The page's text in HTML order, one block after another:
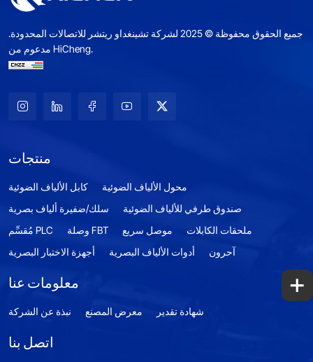
جميع الحقوق محفوظة © 2025 لشركة تشينغداو ريتشر للاتصالات المحدودة.
مدعوم من HiCheng.
منتجات
كابل الألياف الضوئية
محول الألياف الضوئية
سلك/ضفيرة ألياف بصرية
صندوق طرفي للألياف الضوئية
مُقسِّم PLC
وصلة FBT موصل سريع
ملحقات الكابلات
أجهزة الاختبار البصرية
أدوات الألياف البصرية آحرون
معلومات عنا
نبذة عن الشركة معرض المصنع شهادة تقدير
اتصل بنا
+